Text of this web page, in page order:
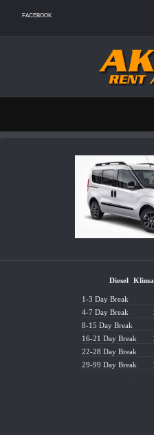
FACEBOOK
Diesel
1-3 Day Break
4-7 Day Break :
8-15 Day Break
16-21 Day Break :
22-28 Day Break
29-99 Day Break :